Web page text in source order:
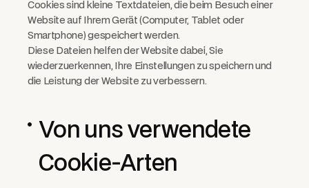
Cookies sind kleine Textdateien, die beim Besuch einer
Website auf Ihrem Gerät (Computer, Tablet oder
Smartphone) gespeichert werden.
Diese Dateien helfen der Website dabei, Sie
wiederzuerkennen, Ihre Einstellungen zu speichern und
die Leistung der Website zu verbessern.
Von uns verwendete
Cookie-Arten